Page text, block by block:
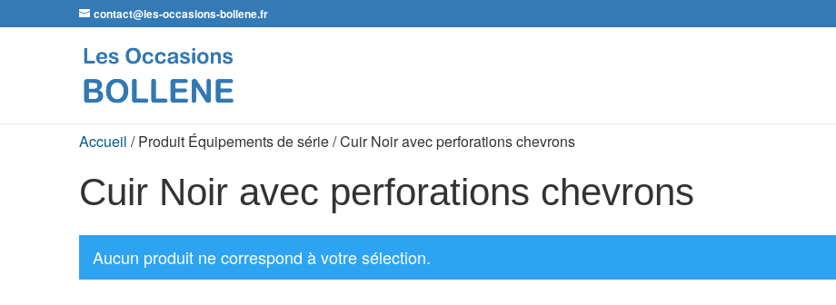
contact@les-occasions-bollene.fr
Accueil / Produit Équipements de série / Cuir Noir avec perforations chevrons
Cuir Noir avec perforations chevrons
Aucun produit ne correspond à votre sélection.